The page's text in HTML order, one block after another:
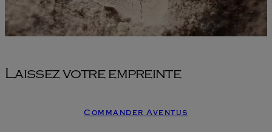
Laissez votre empreinte
Commander Aventus